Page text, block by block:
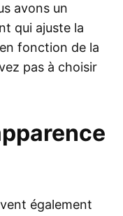
avons un
qui ajuste la
fonction de la
pas à choisir
également